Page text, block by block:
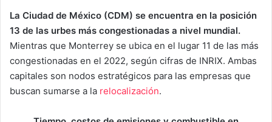
La Ciudad de México (CDM) se encuentra en la posición
13 de las urbes más congestionadas a nivel mundial.
Mientras que Monterrey se ubica en el lugar 11 de las más
congestionadas en el 2022, según cifras de INRIX. Ambas
capitales son nodos estratégicos para las empresas que
buscan sumarse a la relocalización.